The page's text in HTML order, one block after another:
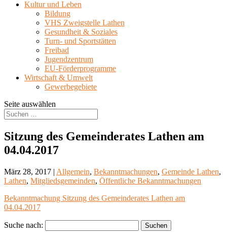
Kultur und Leben
Bildung
VHS Zweigstelle Lathen
Gesundheit & Soziales
Turn- und Sportstätten
Freibad
Jugendzentrum
EU-Förderprogramme
Wirtschaft & Umwelt
Gewerbegebiete
Seite auswählen
Sitzung des Gemeinderates Lathen am
04.04.2017
März 28, 2017 | Allgemein, Bekanntmachungen, Gemeinde Lathen,
Lathen, Mitgliedsgemeinden, Öffentliche Bekanntmachungen
Bekanntmachung Sitzung des Gemeinderates Lathen am
04.04.2017
Suche nach: